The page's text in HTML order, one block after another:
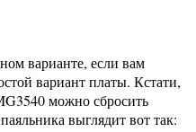
варианте, если вам
вариант платы. Кстати,
можно сбросить
выглядит вот так: